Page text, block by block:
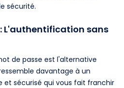
sécurité.
L'authentification sans
de passe est l'alternative
davantage à un
et sécurisé qui vous fait franchir